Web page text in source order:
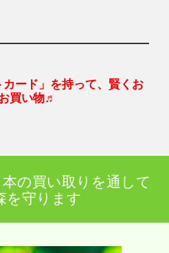
カード」を持って、賢くお
買い物♬
の買い取りを通して
を守ります